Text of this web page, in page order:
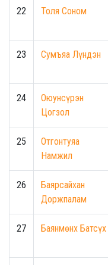
22 Толя Соном
23 Сумъяа Лүндэн
24
Оюунсүрэн
Цогзол
25
Отгонтуяа
Намжил
26
Баярсайхан
Доржпалам
27 Баянмөнх Батсүх